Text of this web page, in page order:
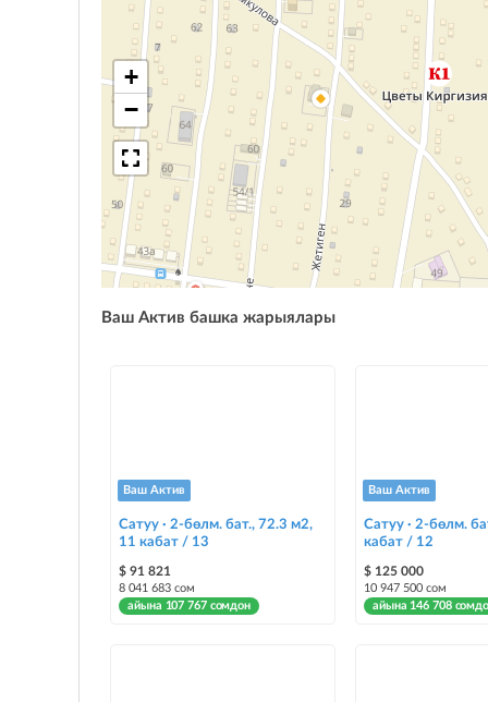
+
−
Ваш Актив башка жарыялары
Ваш Актив
Сатуу · 2-бөлм. бат., 72.3 м2,
11 кабат / 13
$ 91 821
8 041 683 сом
айына 107 767 сомдон
Ваш Актив
Сатуу · 2-бөлм.
кабат / 12
$ 125 000
10 947 500 сом
айына 146 708